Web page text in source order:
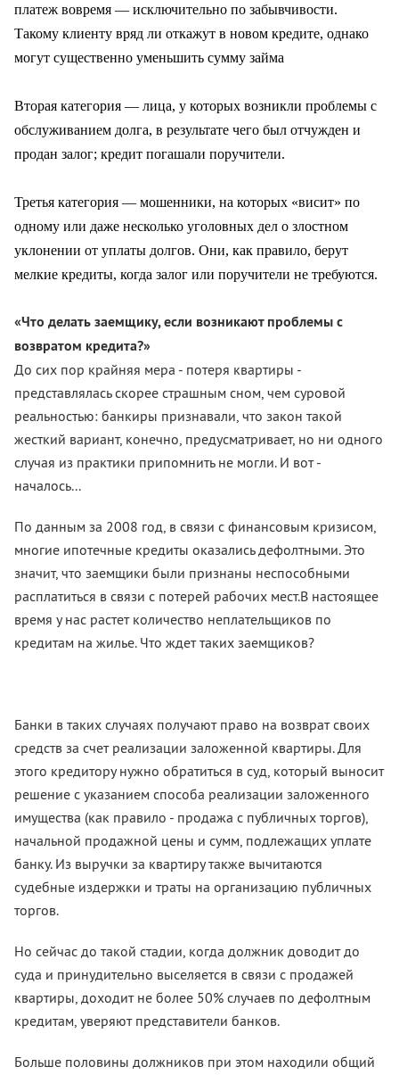
платеж вовремя — исключительно по забывчивости.
Такому клиенту вряд ли откажут в новом кредите, однако
могут существенно уменьшить сумму займа
Вторая категория — лица, у которых возникли проблемы с
обслуживанием долга, в результате чего был отчужден и
продан залог; кредит погашали поручители.
Третья категория — мошенники, на которых «висит» по
одному или даже несколько уголовных дел о злостном
уклонении от уплаты долгов. Они, как правило, берут
мелкие кредиты, когда залог или поручители не требуются.
«Что делать заемщику, если возникают проблемы с
возвратом кредита?»
До сих пор крайняя мера - потеря квартиры -
представлялась скорее страшным сном, чем суровой
реальностью: банкиры признавали, что закон такой
жесткий вариант, конечно, предусматривает, но ни одного
случая из практики припомнить не могли. И вот -
началось...
По данным за 2008 год, в связи с финансовым кризисом,
многие ипотечные кредиты оказались дефолтными. Это
значит, что заемщики были признаны неспособными
расплатиться в связи с потерей рабочих мест.В настоящее
время у нас растет количество неплательщиков по
кредитам на жилье. Что ждет таких заемщиков?
Банки в таких случаях получают право на возврат своих
средств за счет реализации заложенной квартиры. Для
этого кредитору нужно обратиться в суд, который выносит
решение с указанием способа реализации заложенного
имущества (как правило - продажа с публичных торгов),
начальной продажной цены и сумм, подлежащих уплате
банку. Из выручки за квартиру также вычитаются
судебные издержки и траты на организацию публичных
торгов.
Но сейчас до такой стадии, когда должник доводит до
суда и принудительно выселяется в связи с продажей
квартиры, доходит не более 50% случаев по дефолтным
кредитам, уверяют представители банков.
Больше половины должников при этом находили общий